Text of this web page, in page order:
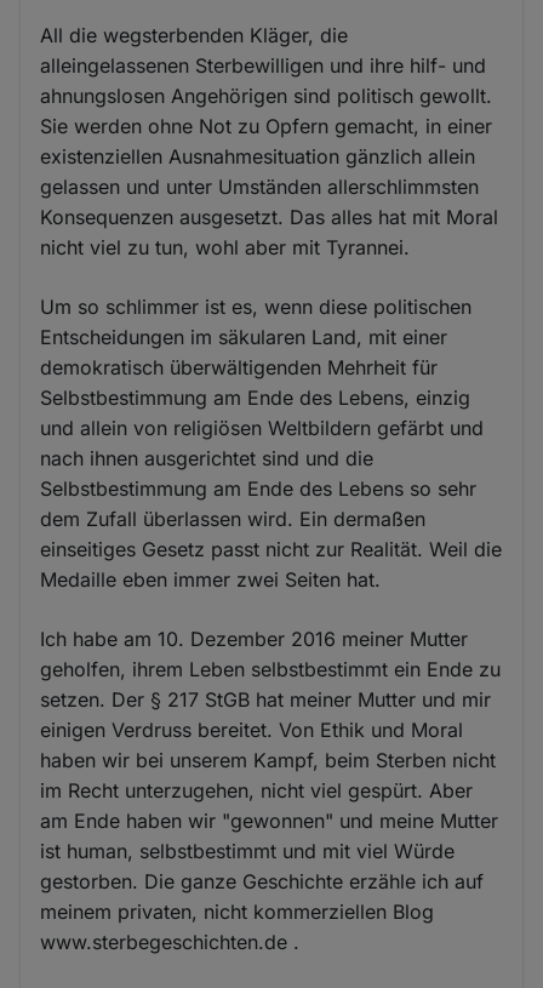
All die wegsterbenden Kläger, die
alleingelassenen Sterbewilligen und ihre hilf- und
ahnungslosen Angehörigen sind politisch gewollt.
Sie werden ohne Not zu Opfern gemacht, in einer
existenziellen Ausnahmesituation gänzlich allein
gelassen und unter Umständen allerschlimmsten
Konsequenzen ausgesetzt. Das alles hat mit Moral
nicht viel zu tun, wohl aber mit Tyrannei.
Um so schlimmer ist es, wenn diese politischen
Entscheidungen im säkularen Land, mit einer
demokratisch überwältigenden Mehrheit für
Selbstbestimmung am Ende des Lebens, einzig
und allein von religiösen Weltbildern gefärbt und
nach ihnen ausgerichtet sind und die
Selbstbestimmung am Ende des Lebens so sehr
dem Zufall überlassen wird. Ein dermaßen
einseitiges Gesetz passt nicht zur Realität. Weil die
Medaille eben immer zwei Seiten hat.
Ich habe am 10. Dezember 2016 meiner Mutter
geholfen, ihrem Leben selbstbestimmt ein Ende zu
setzen. Der § 217 StGB hat meiner Mutter und mir
einigen Verdruss bereitet. Von Ethik und Moral
haben wir bei unserem Kampf, beim Sterben nicht
im Recht unterzugehen, nicht viel gespürt. Aber
am Ende haben wir "gewonnen" und meine Mutter
ist human, selbstbestimmt und mit viel Würde
gestorben. Die ganze Geschichte erzähle ich auf
meinem privaten, nicht kommerziellen Blog
www.sterbegeschichten.de .